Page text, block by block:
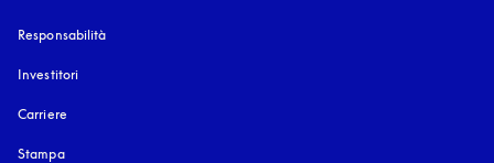
Responsabilità
Investitori
Carriere
Stampa